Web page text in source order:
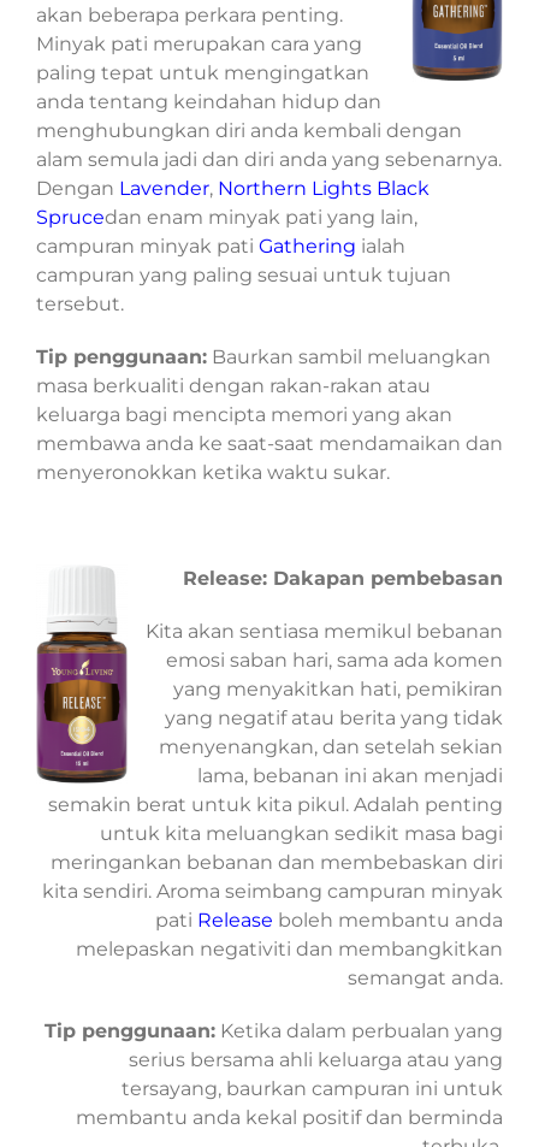
akan beberapa perkara penting.
Minyak pati merupakan cara yang
paling tepat untuk mengingatkan
anda tentang keindahan hidup dan
menghubungkan diri anda kembali dengan
alam semula jadi dan diri anda yang sebenarnya.
Dengan Lavender, Northern Lights Black
Sprucedan enam minyak pati yang lain,
campuran minyak pati Gathering ialah
campuran yang paling sesuai untuk tujuan
tersebut.
Tip penggunaan: Baurkan sambil meluangkan
masa berkualiti dengan rakan-rakan atau
keluarga bagi mencipta memori yang akan
membawa anda ke saat-saat mendamaikan dan
menyeronokkan ketika waktu sukar.
Release: Dakapan pembebasan
Kita akan sentiasa memikul bebanan
emosi saban hari, sama ada komen
yang menyakitkan hati, pemikiran
yang negatif atau berita yang tidak
menyenangkan, dan setelah sekian
lama, bebanan ini akan menjadi
semakin berat untuk kita pikul. Adalah penting
untuk kita meluangkan sedikit masa bagi
meringankan bebanan dan membebaskan diri
kita sendiri. Aroma seimbang campuran minyak
pati Release boleh membantu anda
melepaskan negativiti dan membangkitkan
semangat anda.
Tip penggunaan: Ketika dalam perbualan yang
serius bersama ahli keluarga atau yang
tersayang, baurkan campuran ini untuk
membantu anda kekal positif dan berminda